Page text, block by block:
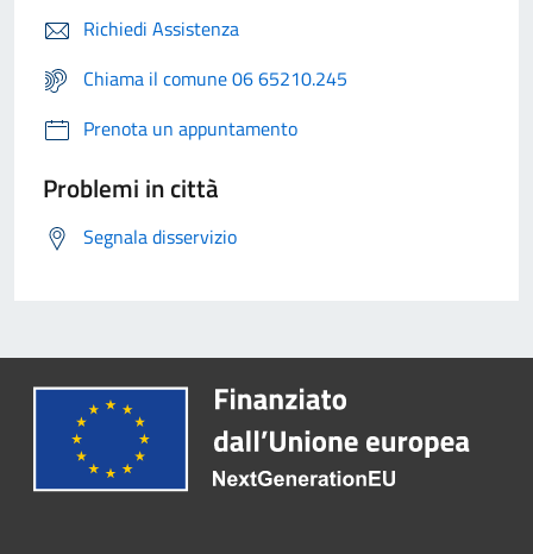
Richiedi Assistenza
Chiama il comune 06 65210.245
Prenota un appuntamento
Problemi in città
Segnala disservizio